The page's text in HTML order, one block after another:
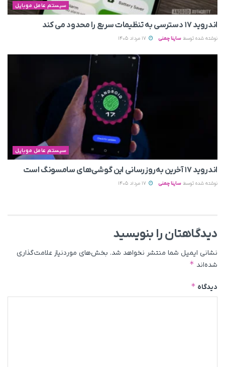
سیستم عامل موبایل
اندروید ۱۷ دسترسی به تنظیمات سریع را محدود می‌ کند
نوشته شده توسط ساینا چمنی
سیستم عامل موبایل
اندروید ۱۷ آخرین به‌روزرسانی این گوشی‌های سامسونگ است
نوشته شده توسط ساینا چمنی
دیدگاهتان را بنویسید
نشانی ایمیل شما منتشر نخواهد شد. بخش‌های موردنیاز علامت‌گذاری
شده‌اند *
دیدگاه *